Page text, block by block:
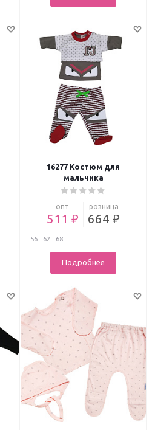
16277 Костюм для
мальчика
опт
511 ₽
розница
664 ₽
56 62 68
Подробнее